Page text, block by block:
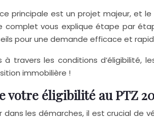
principale est un projet majeur, et
complet vous explique étape par
pour une demande efficace et
à travers les conditions d’éligibilité,
immobilière !
votre éligibilité au PTZ
les démarches, il est crucial de